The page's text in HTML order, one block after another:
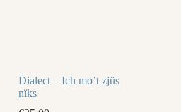
Dialect – Ich mo’t zjüs
nïks